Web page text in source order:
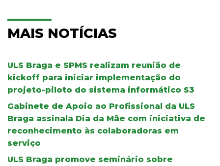
MAIS NOTÍCIAS
ULS Braga e SPMS realizam reunião de
kickoff para iniciar implementação do
projeto-piloto do sistema informático S3
Gabinete de Apoio ao Profissional da ULS
Braga assinala Dia da Mãe com iniciativa de
reconhecimento às colaboradoras em
serviço
ULS Braga promove seminário sobre